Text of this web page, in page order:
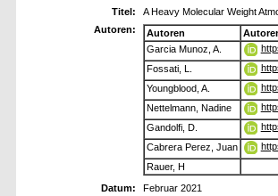
Titel:
A Heavy Molecular Weight
Autoren:
Autoren
Garcia Munoz, A.
Fossati, L.
Youngblood, A.
Nettelmann, Nadine
Gandolfi, D.
Cabrera Perez, Juan
Rauer, H
Datum:
Februar 2021